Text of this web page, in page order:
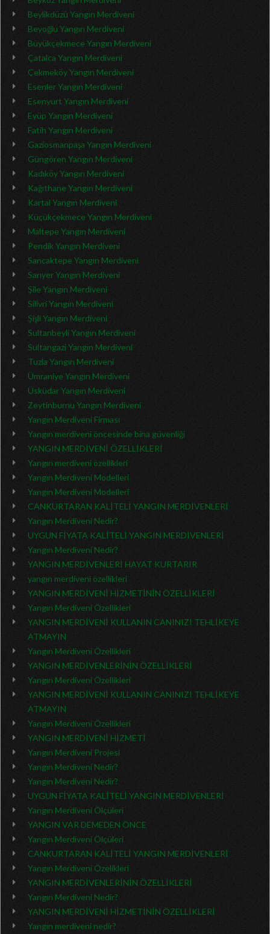
Beylikdüzü Yangın Merdiveni
Beyoğlu Yangın Merdiveni
Büyükçekmece Yangın Merdiveni
Çatalca Yangın Merdiveni
Çekmeköy Yangın Merdiveni
Esenler Yangın Merdiveni
Esenyurt Yangın Merdiveni
Eyüp Yangın Merdiveni
Fatih Yangın Merdiveni
Gaziosmanpaşa Yangın Merdiveni
Güngören Yangın Merdiveni
Kadıköy Yangın Merdiveni
Kağıthane Yangın Merdiveni
Kartal Yangın Merdiveni
Küçükçekmece Yangın Merdiveni
Maltepe Yangın Merdiveni
Pendik Yangın Merdiveni
Sancaktepe Yangın Merdiveni
Sarıyer Yangın Merdiveni
Şile Yangın Merdiveni
Silivri Yangın Merdiveni
Şişli Yangın Merdiveni
Sultanbeyli Yangın Merdiveni
Sultangazi Yangın Merdiveni
Tuzla Yangın Merdiveni
Ümraniye Yangın Merdiveni
Üsküdar Yangın Merdiveni
Zeytinburnu Yangın Merdiveni
Yangın Merdiveni Firması
Yangın merdiveni öncesinde bina güvenliği
YANGIN MERDİVENİ ÖZELLİKLERİ
Yangın merdiveni özellikleri
Yangın Merdiveni Modelleri
Yangın Merdiveni Modelleri
CANKURTARAN KALİTELİ YANGIN MERDİVENLERİ
Yangın Merdiveni Nedir?
UYGUN FİYATA KALİTELİ YANGIN MERDİVENLERİ
Yangın Merdiveni Nedir?
YANGIN MERDİVENLERİ HAYAT KURTARIR
yangın merdiveni özellikleri
YANGIN MERDİVENİ HİZMETİNİN ÖZELLİKLERİ
Yangın Merdiveni Özellikleri
YANGIN MERDİVENİ KULLANIN CANINIZI TEHLİKEYE
ATMAYIN
Yangın Merdiveni Özellikleri
YANGIN MERDİVENLERİNİN ÖZELLİKLERİ
Yangın Merdiveni Özellikleri
YANGIN MERDİVENİ KULLANIN CANINIZI TEHLİKEYE
ATMAYIN
Yangın Merdiveni Özellikleri
YANGIN MERDİVENİ HİZMETİ
Yangın Merdiveni Projesi
Yangın Merdiveni Nedir?
Yangın Merdiveni Nedir?
UYGUN FİYATA KALİTELİ YANGIN MERDİVENLERİ
Yangın Merdiveni Ölçüleri
YANGIN VAR DEMEDEN ÖNCE
Yangın Merdiveni Ölçüleri
CANKURTARAN KALİTELİ YANGIN MERDİVENLERİ
Yangın Merdiveni Özelikleri
YANGIN MERDİVENLERİNİN ÖZELLİKLERİ
Yangın Merdiveni Nedir?
YANGIN MERDİVENİ HİZMETİNİN ÖZELLİKLERİ
Yangın merdiveni nedir?